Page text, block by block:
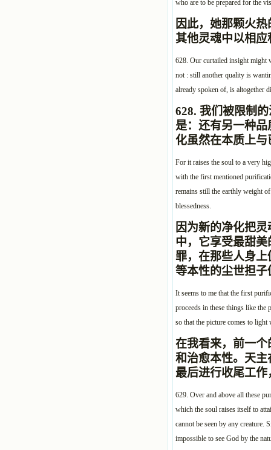
who are to be prepared for the
因此，她那颗火
其他灵魂中以相
628. Our curtailed insight might
not : still another quality is
already spoken of, is altogether
628. 我们被限制
是：还有另一种
化虽然在本质上
For it raises the soul to a very
with the first mentioned
remains still the earthly weight
blessedness.
因为新的净化把
中，它享受最甜
罪，在那些人身
等本性的尘世担
It seems to me that the first
proceeds in these things like the
so that the picture comes to light
在我看来，前一
和治愈本性。天
最后进行收尾工
629. Over and above all these
which the soul raises itself to
cannot be seen by any creature.
impossible to see God by the